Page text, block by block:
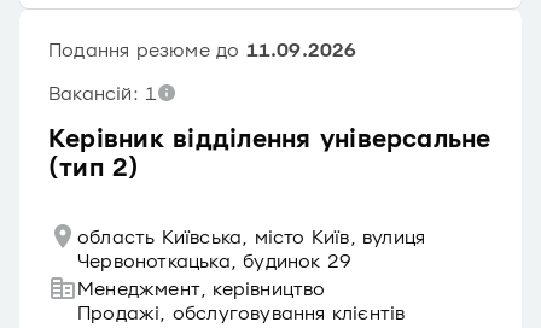
Керівник відділення універсальне
(тип 2)
Подання резюме до 11.09.2026
Вакансій: 1
область Київська, місто Київ, вулиця
Червоноткацька, будинок 29
Менеджмент, керівництво
Продажі, обслуговування клієнтів